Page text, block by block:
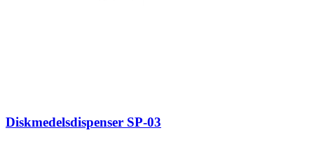
Diskmedelsdispenser SP-03